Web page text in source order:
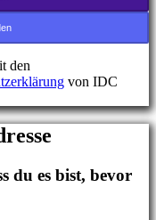
den
von IDC
du es bist, bevor